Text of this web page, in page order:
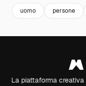
uomo persone
La piattaforma